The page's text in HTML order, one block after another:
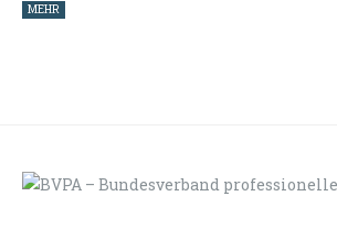
MEHR